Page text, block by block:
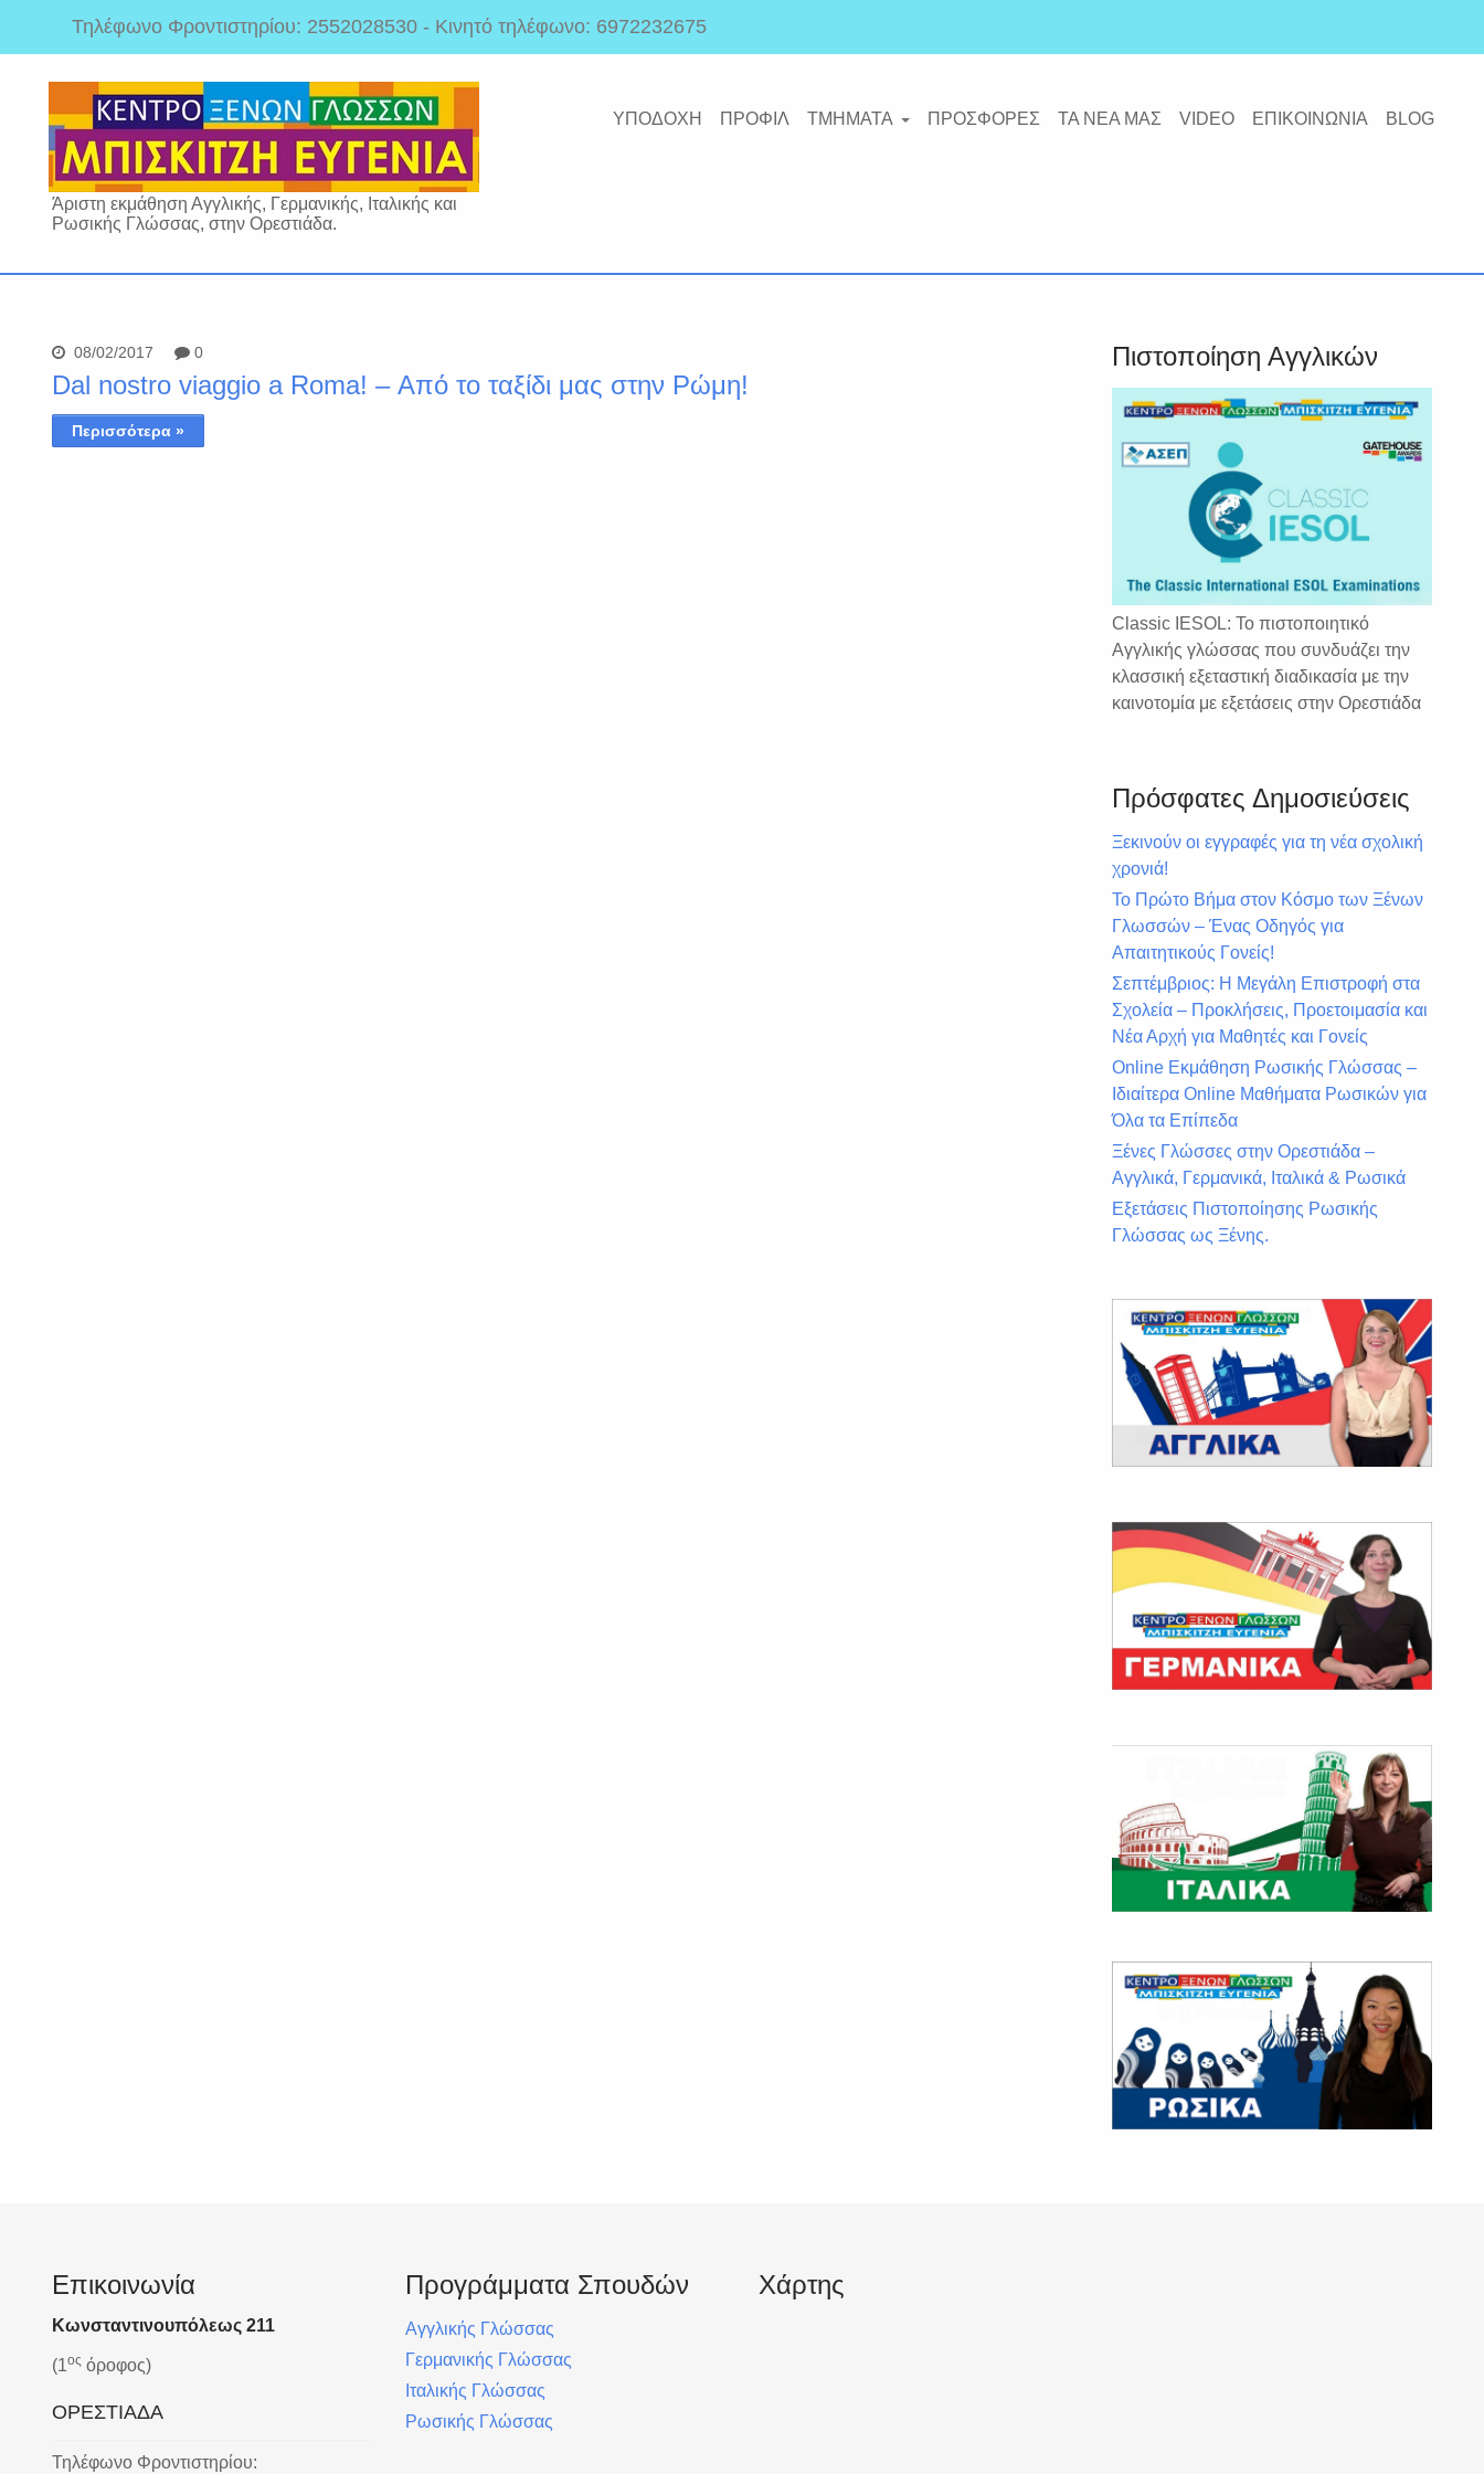
Τηλέφωνο Φροντιστηρίου: 2552028530 - Κινητό τηλέφωνο: 6972232675
Άριστη εκμάθηση Αγγλικής, Γερμανικής, Ιταλικής και
Ρωσικής Γλώσσας, στην Ορεστιάδα.
ΥΠΟΔΟΧΗ ΠΡΟΦΙΛ ΤΜΗΜΑΤΑ ΠΡΟΣΦΟΡΕΣ ΤΑ ΝΕΑ ΜΑΣ VIDEO ΕΠΙΚΟΙΝΩΝΙΑ BLOG
08/02/2017 0
Dal nostro viaggio a Roma! – Από το ταξίδι μας στην Ρώμη!
Περισσότερα »
Πιστοποίηση Αγγλικών
Classic IESOL: Το πιστοποιητικό
Αγγλικής γλώσσας που συνδυάζει την
κλασσική εξεταστική διαδικασία με την
καινοτομία με εξετάσεις στην Ορεστιάδα
Πρόσφατες Δημοσιεύσεις
Ξεκινούν οι εγγραφές για τη νέα σχολική
χρονιά!
Το Πρώτο Βήμα στον Κόσμο των Ξένων
Γλωσσών – Ένας Οδηγός για
Απαιτητικούς Γονείς!
Σεπτέμβριος: Η Μεγάλη Επιστροφή στα
Σχολεία – Προκλήσεις, Προετοιμασία και
Νέα Αρχή για Μαθητές και Γονείς
Online Εκμάθηση Ρωσικής Γλώσσας –
Ιδιαίτερα Online Μαθήματα Ρωσικών για
Όλα τα Επίπεδα
Ξένες Γλώσσες στην Ορεστιάδα –
Αγγλικά, Γερμανικά, Ιταλικά & Ρωσικά
Εξετάσεις Πιστοποίησης Ρωσικής
Γλώσσας ως Ξένης.
Επικοινωνία
Κωνσταντινουπόλεως 211
(1ος όροφος)
ΟΡΕΣΤΙΑΔΑ
Τηλέφωνο Φροντιστηρίου:
Προγράμματα Σπουδών
Αγγλικής Γλώσσας
Γερμανικής Γλώσσας
Ιταλικής Γλώσσας
Ρωσικής Γλώσσας
Χάρτης